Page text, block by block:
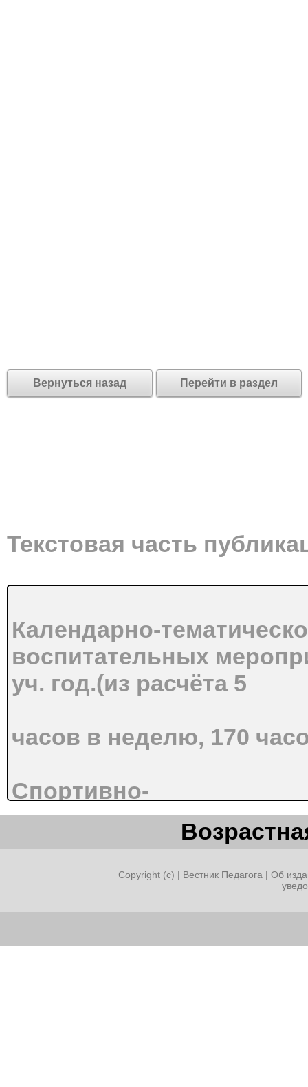
Вернуться назад Перейти в раздел
Текстовая часть
Календарно-
воспитательных
уч. год.(из расчёта 5
часов в неделю, 170
Спортивно-
оздоровительное
нравственное
Copyright (c) | Вестник Педагога | Об